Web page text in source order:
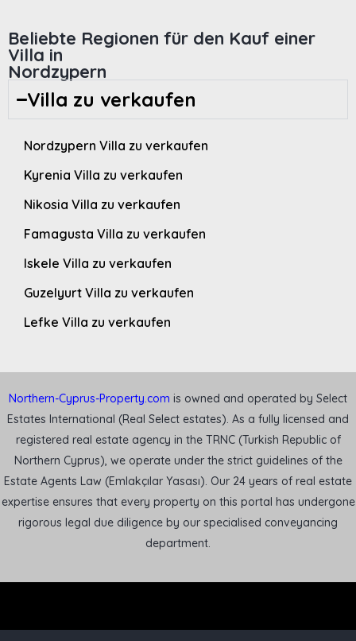
Beliebte Regionen für den Kauf einer
Villa in
Nordzypern
Villa zu verkaufen
Nordzypern Villa zu verkaufen
Kyrenia Villa zu verkaufen
Nikosia Villa zu verkaufen
Famagusta Villa zu verkaufen
Iskele Villa zu verkaufen
Guzelyurt Villa zu verkaufen
Lefke Villa zu verkaufen
Northern-Cyprus-Property.com is owned and operated by Select
Estates International (Real Select estates). As a fully licensed and
registered real estate agency in the TRNC (Turkish Republic of
Northern Cyprus), we operate under the strict guidelines of the
Estate Agents Law (Emlakçılar Yasası). Our 24 years of real estate
expertise ensures that every property on this portal has undergone
rigorous legal due diligence by our specialised conveyancing
department.